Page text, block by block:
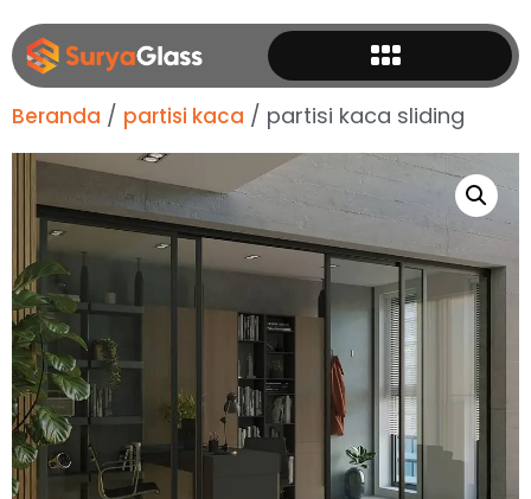
Beranda / partisi kaca / partisi kaca sliding